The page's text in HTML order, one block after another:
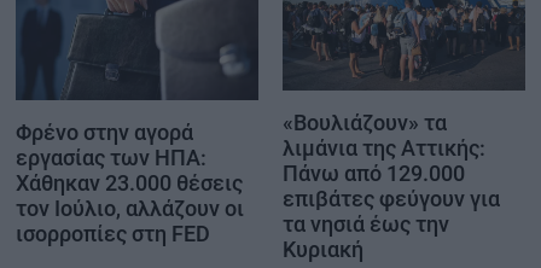
Φρένο στην αγορά
εργασίας των ΗΠΑ:
Χάθηκαν 23.000 θέσεις
τον Ιούλιο, αλλάζουν οι
ισορροπίες στη FED
«Βουλιάζουν» τα
λιμάνια της Αττικής:
Πάνω από 129.000
επιβάτες φεύγουν για
τα νησιά έως την
Κυριακή